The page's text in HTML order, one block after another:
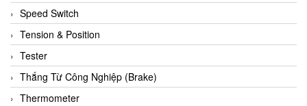
Speed Switch
Tension & Position
Tester
Thắng Từ Công Nghiệp (Brake)
Thermometer